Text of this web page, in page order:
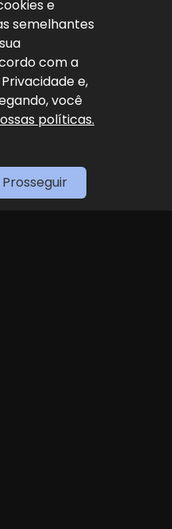
e
semelhantes
com a
e,
você
políticas.
Prosseguir